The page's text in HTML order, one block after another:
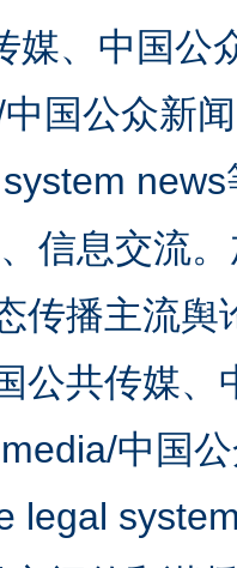
媒、中国公
国公众新
信息交流
传播主流
公共传媒
中国
legal